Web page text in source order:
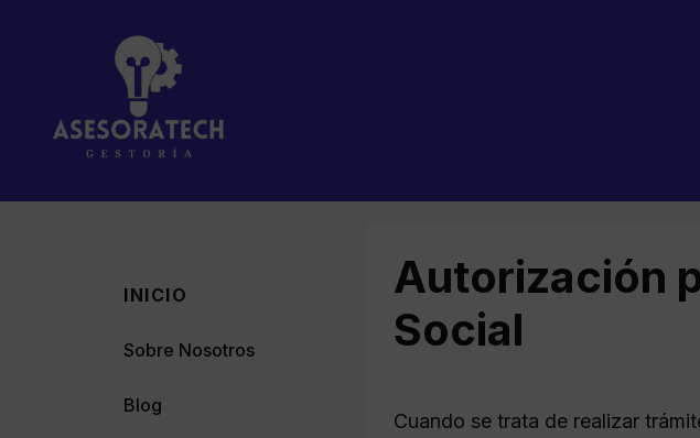
Autorización
Social
Cuando se trata de realizar
INICIO
Sobre Nosotros
Blog